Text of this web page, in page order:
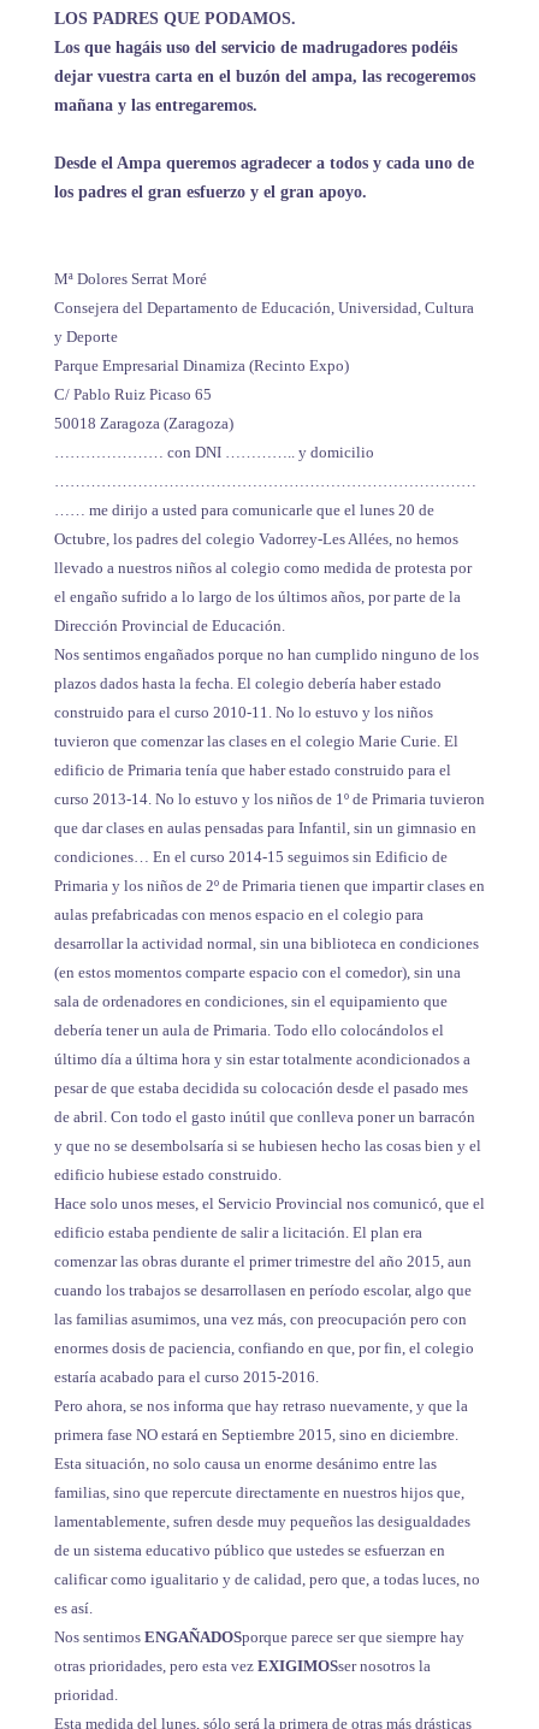
LOS PADRES QUE PODAMOS.
Los que hagáis uso del servicio de madrugadores podéis
dejar vuestra carta en el buzón del ampa, las recogeremos
mañana y las entregaremos.
Desde el Ampa queremos agradecer a todos y cada uno de
los padres el gran esfuerzo y el gran apoyo.
Mª Dolores Serrat Moré
Consejera del Departamento de Educación, Universidad, Cultura
y Deporte
Parque Empresarial Dinamiza (Recinto Expo)
C/ Pablo Ruiz Picaso 65
50018 Zaragoza (Zaragoza)
………………… con DNI ………….. y domicilio
………………………………………………………………………
…… me dirijo a usted para comunicarle que el lunes 20 de
Octubre, los padres del colegio Vadorrey-Les Allées, no hemos
llevado a nuestros niños al colegio como medida de protesta por
el engaño sufrido a lo largo de los últimos años, por parte de la
Dirección Provincial de Educación.
Nos sentimos engañados porque no han cumplido ninguno de los
plazos dados hasta la fecha. El colegio debería haber estado
construido para el curso 2010-11. No lo estuvo y los niños
tuvieron que comenzar las clases en el colegio Marie Curie. El
edificio de Primaria tenía que haber estado construido para el
curso 2013-14. No lo estuvo y los niños de 1º de Primaria tuvieron
que dar clases en aulas pensadas para Infantil, sin un gimnasio en
condiciones… En el curso 2014-15 seguimos sin Edificio de
Primaria y los niños de 2º de Primaria tienen que impartir clases en
aulas prefabricadas con menos espacio en el colegio para
desarrollar la actividad normal, sin una biblioteca en condiciones
(en estos momentos comparte espacio con el comedor), sin una
sala de ordenadores en condiciones, sin el equipamiento que
debería tener un aula de Primaria. Todo ello colocándolos el
último día a última hora y sin estar totalmente acondicionados a
pesar de que estaba decidida su colocación desde el pasado mes
de abril. Con todo el gasto inútil que conlleva poner un barracón
y que no se desembolsaría si se hubiesen hecho las cosas bien y el
edificio hubiese estado construido.
Hace solo unos meses, el Servicio Provincial nos comunicó, que el
edificio estaba pendiente de salir a licitación. El plan era
comenzar las obras durante el primer trimestre del año 2015, aun
cuando los trabajos se desarrollasen en período escolar, algo que
las familias asumimos, una vez más, con preocupación pero con
enormes dosis de paciencia, confiando en que, por fin, el colegio
estaría acabado para el curso 2015-2016.
Pero ahora, se nos informa que hay retraso nuevamente, y que la
primera fase NO estará en Septiembre 2015, sino en diciembre.
Esta situación, no solo causa un enorme desánimo entre las
familias, sino que repercute directamente en nuestros hijos que,
lamentablemente, sufren desde muy pequeños las desigualdades
de un sistema educativo público que ustedes se esfuerzan en
calificar como igualitario y de calidad, pero que, a todas luces, no
es así.
Nos sentimos ENGAÑADOSporque parece ser que siempre hay
otras prioridades, pero esta vez EXIGIMOSser nosotros la
prioridad.
Esta medida del lunes, sólo será la primera de otras más drásticas